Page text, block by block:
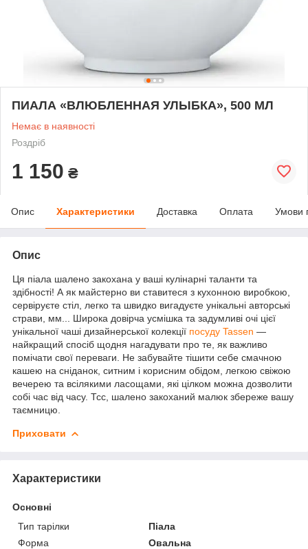
ПИАЛА «ВЛЮБЛЕННАЯ УЛЫБКА», 500 МЛ
Немає в наявності
Роздріб
1 150 ₴
Опис Характеристики Доставка Оплата Умови
Опис
Ця піала шалено закохана у ваші кулінарні таланти та
здібності! А як майстерно ви ставитеся з кухонною виробкою,
сервіруєте стіл, легко та швидко вигадуєте унікальні авторські
страви, мм... Широка довірча усмішка та задумливі очі цієї
унікальної чаші дизайнерської колекції посуду Tassen —
найкращий спосіб щодня нагадувати про те, як важливо
помічати свої переваги. Не забувайте тішити себе смачною
кашею на сніданок, ситним і корисним обідом, легкою свіжою
вечерею та всілякими ласощами, які цілком можна дозволити
собі час від часу. Тсс, шалено закоханий малюк збереже вашу
таємницю.
Приховати
Характеристики
Основні
Тип тарілки
Піала
Форма
Овальна